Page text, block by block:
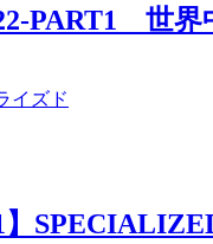
PART1 世界
】